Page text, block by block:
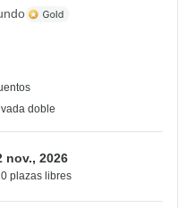
doble
nov., 2026
plazas libres